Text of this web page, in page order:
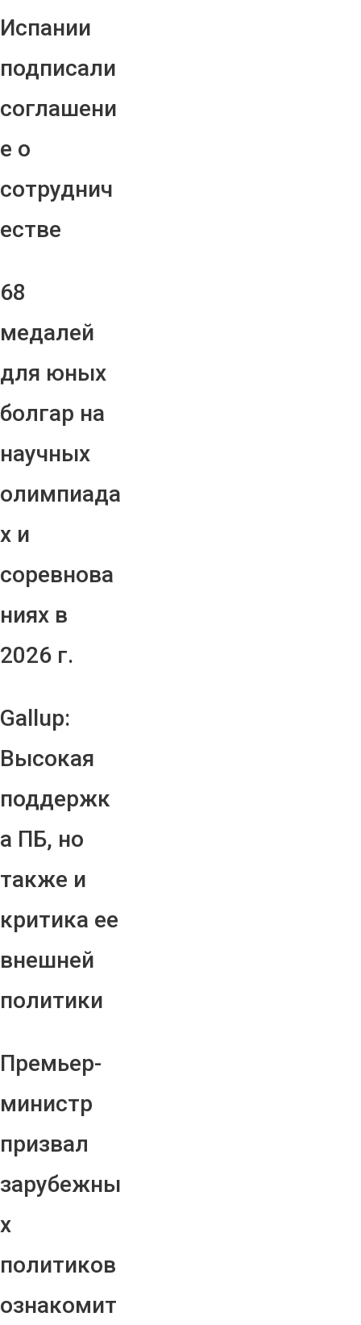
Испании
подписали
соглашени
е о
сотруднич
естве
68
медалей
для юных
болгар на
научных
олимпиада
х и
соревнова
ниях в
2026 г.
Gallup:
Высокая
поддержк
а ПБ, но
также и
критика ее
внешней
политики
Премьер-
министр
призвал
зарубежны
х
политиков
ознакомит